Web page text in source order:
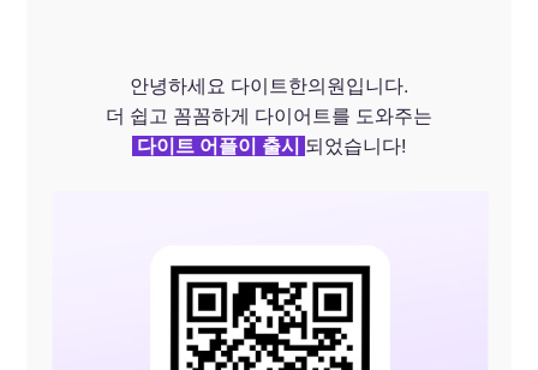
안녕하세요 다이트한의원입니다.
더 쉽고 꼼꼼하게 다이어트를 도와주는
다이트 어플이 출시 되었습니다!